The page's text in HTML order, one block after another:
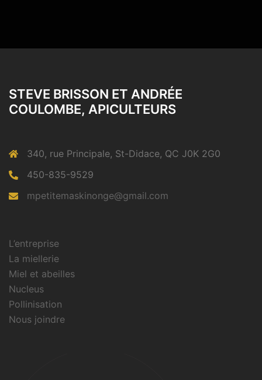
STEVE BRISSON ET ANDRÉE
COULOMBE, APICULTEURS
340, rue Principale, St-Didace, QC J0K 2G0
450-835-9529
mpetitemaskinonge@gmail.com
L’entreprise
La miellerie
Miel et abeilles
Nucleus
Pollinisation
Nous joindre